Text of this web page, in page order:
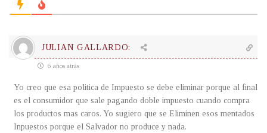
JULIAN GALLARDO:
6 años atrás
Yo creo que esa politica de Impuesto se debe eliminar porque al final
es el consumidor que sale pagando doble impuesto cuando compra
los productos mas caros. Yo sugiero que se Eliminen esos mentados
Inpuestos porque el Salvador no produce y nada.